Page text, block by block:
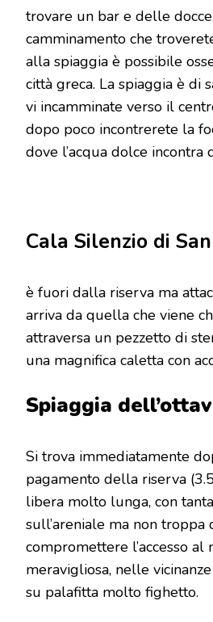
trovare un bar e delle
camminamento che
alla spiaggia è possibile
città greca. La spiaggia è di
vi incamminate verso il
dopo poco incontrerete la
dove l’acqua dolce incontra
Cala Silenzio di
è fuori dalla riserva ma
arriva da quella che viene
attraversa un pezzetto di
una magnifica caletta con
Spiaggia
Si trova immediatamente
pagamento della riserva
libera molto lunga, con
sull’areniale ma non troppa
compromettere l’accesso al
meravigliosa, nelle
su palafitta molto fighetto.